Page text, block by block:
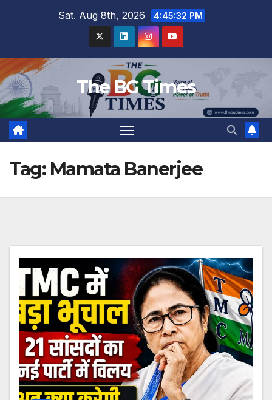
Sat. Aug 8th, 2026 4:45:33 PM
The BG Times
Tag: Mamata Banerjee